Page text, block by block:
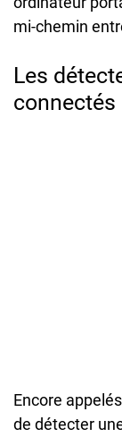
mi-chemin
Les
connectés
Encore
de détecter